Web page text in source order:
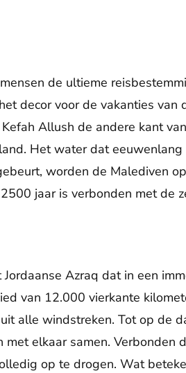
de ultieme
decor voor de vakanties
Allush de andere kant
Het water dat
worden de Malediven
jaar is verbonden met de
Azraq dat in een
van 12.000 vierkante
alle windstreken. Tot op de
met elkaar samen.
op te drogen. Wat